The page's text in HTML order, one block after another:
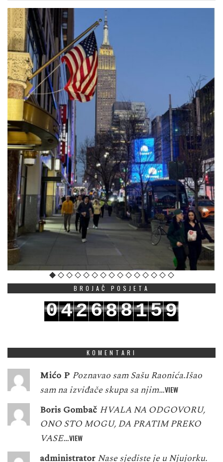
BROJAČ POSJETA
042688159
KOMENTARI
Mićo P Poznavao sam Sašu Raonića.Išao
sam na izviđače skupa sa njim…VIEW
Boris Gombač HVALA NA ODGOVORU,
ONO STO MOGU, DA PRATIM PREKO
VASE…VIEW
administrator Nase sjediste je u Njujorku.